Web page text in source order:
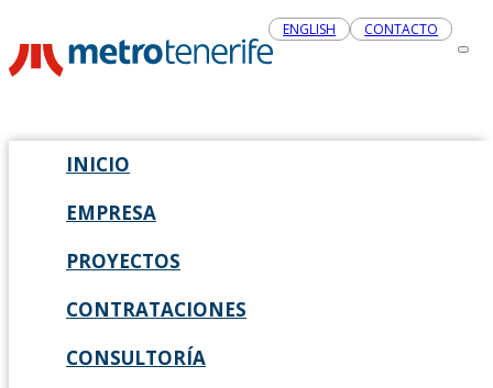
ENGLISH CONTACTO
INICIO
EMPRESA
PROYECTOS
CONTRATACIONES
CONSULTORÍA